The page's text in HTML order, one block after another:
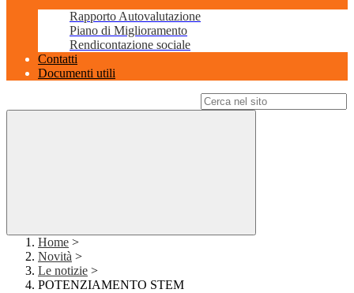
Rapporto Autovalutazione
Piano di Miglioramento
Rendicontazione sociale
Contatti
Documenti utili
Home >
Novità >
Le notizie >
POTENZIAMENTO STEM